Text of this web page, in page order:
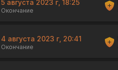
5 августа 2023 г, 18:25
Окончание
4 августа 2023 г, 20:41
Окончание